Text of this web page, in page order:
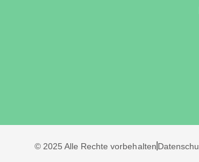
© 2025 Alle Rechte vorbehalten